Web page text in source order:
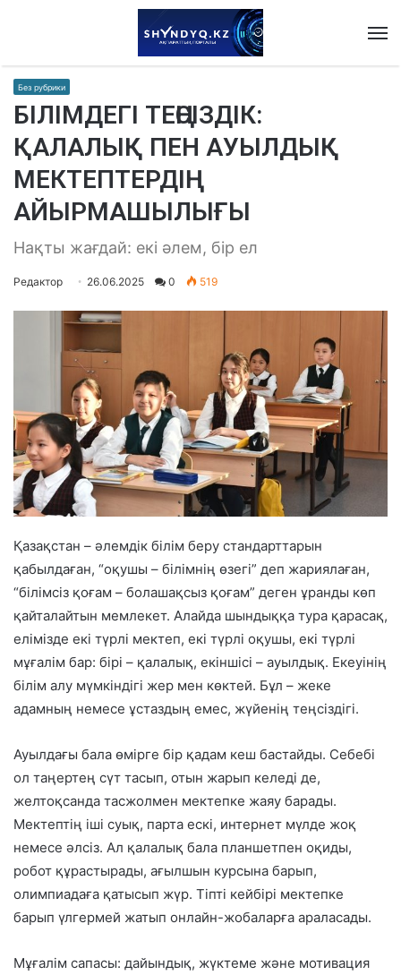
Без рубрики
БІЛІМДЕГІ ТЕҢСІЗДІК:
ҚАЛАЛЫҚ ПЕН АУЫЛДЫҚ
МЕКТЕПТЕРДІҢ
АЙЫРМАШЫЛЫҒЫ
Нақты жағдай: екі әлем, бір ел
Редактор 26.06.2025 0 519
Қазақстан – әлемдік білім беру стандарттарын
қабылдаған, “оқушы – білімнің өзегі” деп жариялаған,
“білімсіз қоғам – болашақсыз қоғам” деген ұранды көп
қайталайтын мемлекет. Алайда шындыққа тура қарасақ,
елімізде екі түрлі мектеп, екі түрлі оқушы, екі түрлі
мұғалім бар: бірі – қалалық, екіншісі – ауылдық. Екеуінің
білім алу мүмкіндігі жер мен көктей. Бұл – жеке
адамның немесе ұстаздың емес, жүйенің теңсіздігі.
Ауылдағы бала өмірге бір қадам кеш бастайды. Себебі
ол таңертең сүт тасып, отын жарып келеді де,
желтоқсанда тасжолмен мектепке жаяу барады.
Мектептің іші суық, парта ескі, интернет мүлде жоқ
немесе әлсіз. Ал қалалық бала планшетпен оқиды,
робот құрастырады, ағылшын курсына барып,
олимпиадаға қатысып жүр. Тіпті кейбірі мектепке
барып үлгермей жатып онлайн-жобаларға араласады.
Мұғалім сапасы: дайындық, жүктеме және мотивация